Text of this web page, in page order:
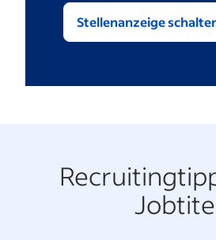
Stellenanzeige